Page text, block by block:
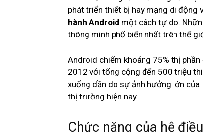
phát triển thiết bị hay mạng di động
hành Android một cách tự do.
thông minh phổ biến nhất trên thế
Android chiếm khoảng 75% thị
2012 với tổng cộng đến 500 triệu
xuống dần do sự ảnh hưởng lớn của
thị trường hiện nay.
Chức năng của hệ